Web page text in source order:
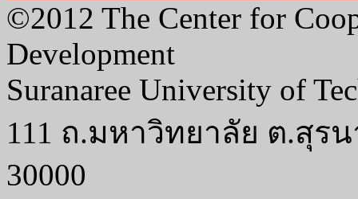
©2012 The Center for
Development
Suranaree University of
111 ถ.มหาวิทยาลัย ต.สุร
30000